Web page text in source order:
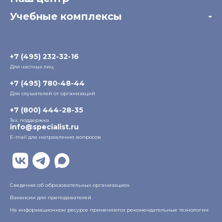
Учебные комплексы
Радио
ул. Радио, д.24, корпус 1, 2-й подъезд, 2-й этаж
ул. Воронцовская, д. 35Б, корп.2, 5-й этаж
Бауманский
ул. Бауманская, д. 6, стр. 2, бизнес-центр «Виктория
Плаза», 4-й этаж
Отзывы компаний
Информация о центре
+7 (495) 232-32-16
Для частных лиц
+7 (495) 780-48-44
Для слушателей от организаций
+7 (800) 444-28-35
Тех. поддержка
info@specialist.ru
E-mail для направления вопросов
Сведения об образовательных организациях
Вакансии для преподавателей
На информационном ресурсе применяются рекомендательные технологии